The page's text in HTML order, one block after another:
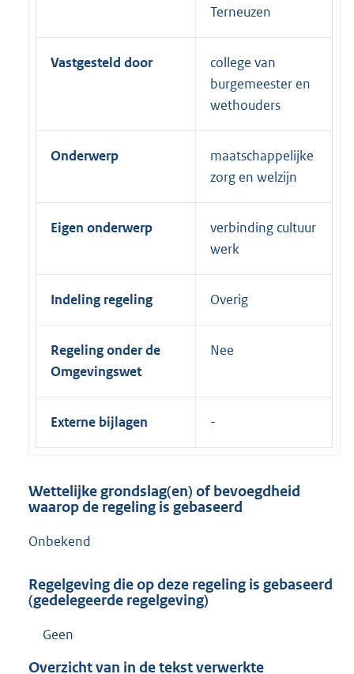
Terneuzen
Vastgesteld door
college van
burgemeester en
wethouders
Onderwerp
maatschappelijke
zorg en welzijn
Eigen onderwerp
verbinding cultuur
werk
Indeling regeling Overig
Regeling onder de
Omgevingswet
Nee
Externe bijlagen
Wettelijke grondslag(en) of bevoegdheid
waarop de regeling is gebaseerd
Onbekend
Regelgeving die op deze regeling is gebaseerd
(gedelegeerde regelgeving)
Geen
Overzicht van in de tekst verwerkte